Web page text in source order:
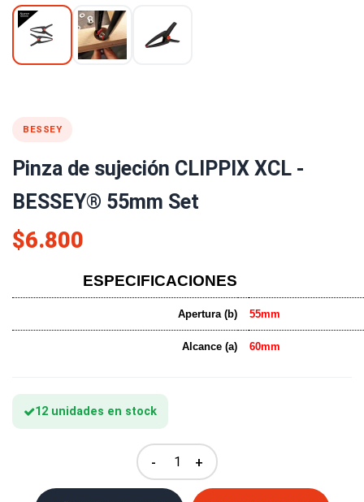
BESSEY
Pinza de sujeción CLIPPIX XCL -
BESSEY® 55mm Set
$6.800
ESPECIFICACIONES
Apertura (b) 55mm
Alcance (a) 60mm
12 unidades en stock
- +